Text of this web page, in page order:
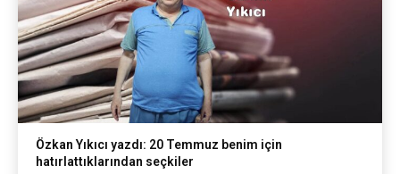
Özkan Yıkıcı yazdı: 20 Temmuz benim için
hatırlattıklarından seçkiler